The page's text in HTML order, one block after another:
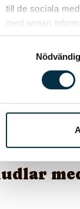
till de sociala
med annan
Nödvändig
spenat